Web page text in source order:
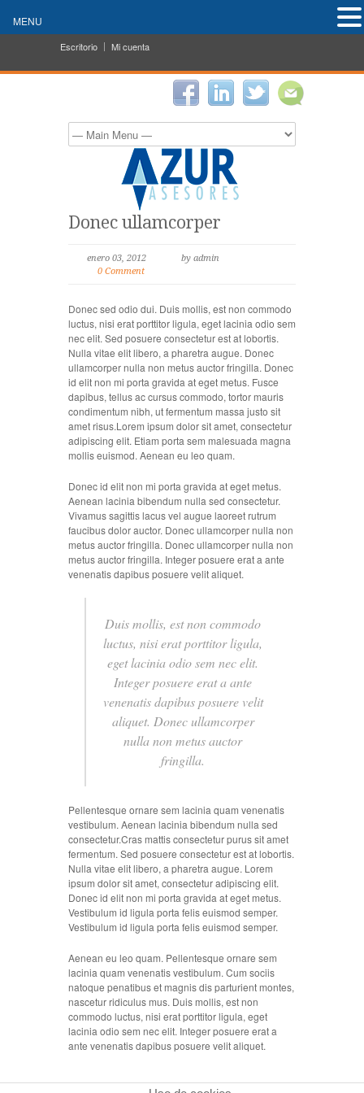
Escritorio Mi cuenta
Donec ullamcorper
enero 03, 2012
by admin
0 Comment
Donec sed odio dui. Duis mollis, est non commodo
luctus, nisi erat porttitor ligula, eget lacinia odio sem
nec elit. Sed posuere consectetur est at lobortis.
Nulla vitae elit libero, a pharetra augue. Donec
ullamcorper nulla non metus auctor fringilla. Donec
id elit non mi porta gravida at eget metus. Fusce
dapibus, tellus ac cursus commodo, tortor mauris
condimentum nibh, ut fermentum massa justo sit
amet risus.Lorem ipsum dolor sit amet, consectetur
adipiscing elit. Etiam porta sem malesuada magna
mollis euismod. Aenean eu leo quam.
Donec id elit non mi porta gravida at eget metus.
Aenean lacinia bibendum nulla sed consectetur.
Vivamus sagittis lacus vel augue laoreet rutrum
faucibus dolor auctor. Donec ullamcorper nulla non
metus auctor fringilla. Donec ullamcorper nulla non
metus auctor fringilla. Integer posuere erat a ante
venenatis dapibus posuere velit aliquet.
Duis mollis, est non commodo
luctus, nisi erat porttitor ligula,
eget lacinia odio sem nec elit.
Integer posuere erat a ante
venenatis dapibus posuere velit
aliquet. Donec ullamcorper
nulla non metus auctor
fringilla.
Pellentesque ornare sem lacinia quam venenatis
vestibulum. Aenean lacinia bibendum nulla sed
consectetur.Cras mattis consectetur purus sit amet
fermentum. Sed posuere consectetur est at lobortis.
Nulla vitae elit libero, a pharetra augue. Lorem
ipsum dolor sit amet, consectetur adipiscing elit.
Donec id elit non mi porta gravida at eget metus.
Vestibulum id ligula porta felis euismod semper.
Vestibulum id ligula porta felis euismod semper.
Aenean eu leo quam. Pellentesque ornare sem
lacinia quam venenatis vestibulum. Cum sociis
natoque penatibus et magnis dis parturient montes,
nascetur ridiculus mus. Duis mollis, est non
commodo luctus, nisi erat porttitor ligula, eget
lacinia odio sem nec elit. Integer posuere erat a
ante venenatis dapibus posuere velit aliquet.
MENU